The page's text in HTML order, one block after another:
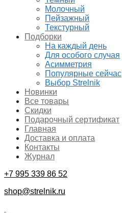
Молочный
Пейзажный
Текстурный
Подборки
На каждый день
Для особого случая
Асимметрия
Популярные сейчас
Выбор Strelnik
Новинки
Все товары
Скидки
Подарочный сертификат
Главная
Доставка и оплата
Контакты
Журнал
+7 995 339 86 52
shop@strelnik.ru